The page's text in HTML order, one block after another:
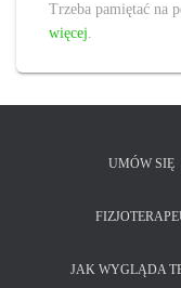
Trzeba pamiętać na
więcej.
UMÓW SIĘ
JAK WYGLĄDA